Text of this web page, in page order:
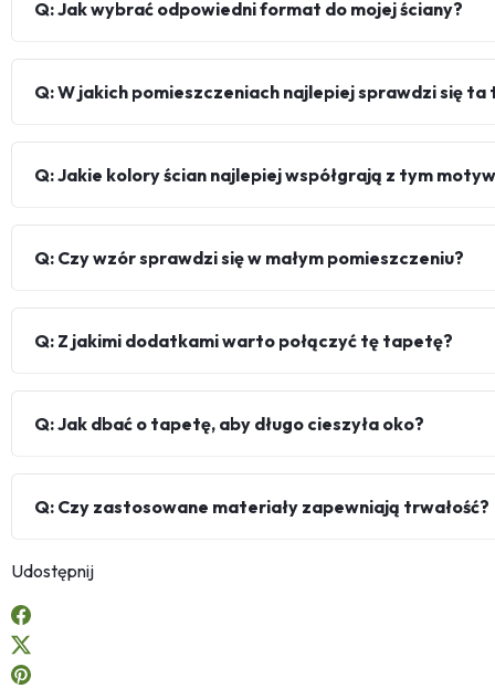
Q: Jak wybrać odpowiedni format do mojej ściany?
Q: W jakich pomieszczeniach najlepiej sprawdzi się
Q: Jakie kolory ścian najlepiej współgrają z tym
Q: Czy wzór sprawdzi się w małym pomieszczeniu?
Q: Z jakimi dodatkami warto połączyć tę tapetę?
Q: Jak dbać o tapetę, aby długo cieszyła oko?
Q: Czy zastosowane materiały zapewniają trwałość?
Udostępnij